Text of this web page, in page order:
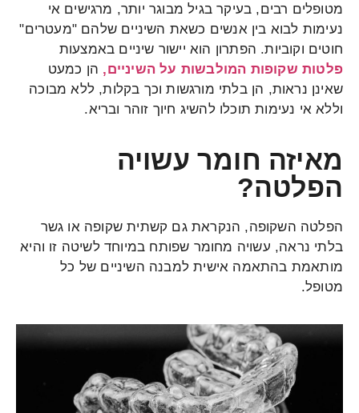
מטופלים רבים, בעיקר בגיל מבוגר יותר, מרגישים אי
נעימות לבוא בין אנשים כשאת השיניים שלהם "מעטרים"
חוטים וקוביות. הפתרון הוא יישור שיניים באמצעות
פלטות שקופות המולבשות על השיניים, הן כמעט
שאינן נראות, הן בלתי מורגשות וכך בקלות, ללא מבוכה
וללא אי נעימות תוכלו להשיג חיוך זוהר ובריא.
מאיזה חומר עשויה
הפלטה?
הפלטה השקופה, הנקראת גם קשתית שקופה או גשר
בלתי נראה, עשויה מחומר שפותח במיוחד לשיטה זו והיא
מותאמת בהתאמה אישית למבנה השיניים של כל
מטופל.